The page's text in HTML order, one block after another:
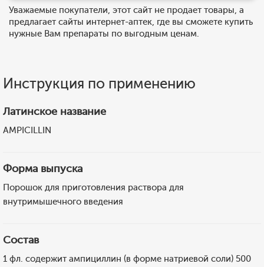
Уважаемые покупатели, этот сайт не продает товары, а
предлагает сайты интернет-аптек, где вы сможете купить
нужные Вам препараты по выгодным ценам.
Инструкция по применению
Латинское название
AMPICILLIN
Форма выпуска
Порошок для приготовления раствора для
внутримышечного введения
Состав
1 фл. содержит ампициллин (в форме натриевой соли) 500